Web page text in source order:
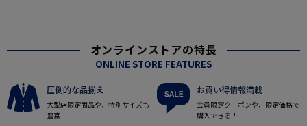
オンラインストアの特長
ONLINE STORE FEATURES
圧倒的な品揃え
大型店限定商品や、特別サイズも
豊富！
お買い得情報満載
会員限定クーポンや、限定価格で
購入できる！